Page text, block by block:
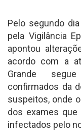
Pelo segundo
pela Vigilância
apontou
acordo com a
Grande
confirmados da
suspeitos, onde
dos exames
infectados pelo